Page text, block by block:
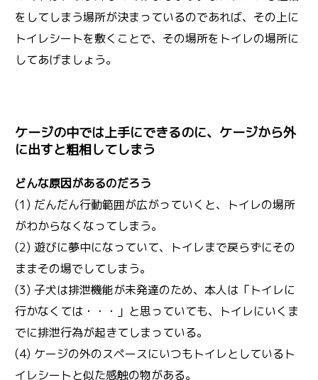
をしてしまう場所が決まっているのであれば、その上に
トイレシートを敷くことで、その場所をトイレの場所に
してあげましょう。
ケージの中では上手にできるのに、ケージから外
に出すと粗相してしまう
どんな原因があるのだろう
(1) だんだん行動範囲が広がっていくと、トイレの場所
がわからなくなってしまう。
(2) 遊びに夢中になっていて、トイレまで戻らずにその
ままその場でしてしまう。
(3) 子犬は排泄機能が未発達のため、本人は「トイレに
行かなくては・・・」と思っていても、トイレにいくま
でに排泄行為が起きてしまっている。
(4) ケージの外のスペースにいつもトイレとしているト
イレシートと似た感触の物がある。